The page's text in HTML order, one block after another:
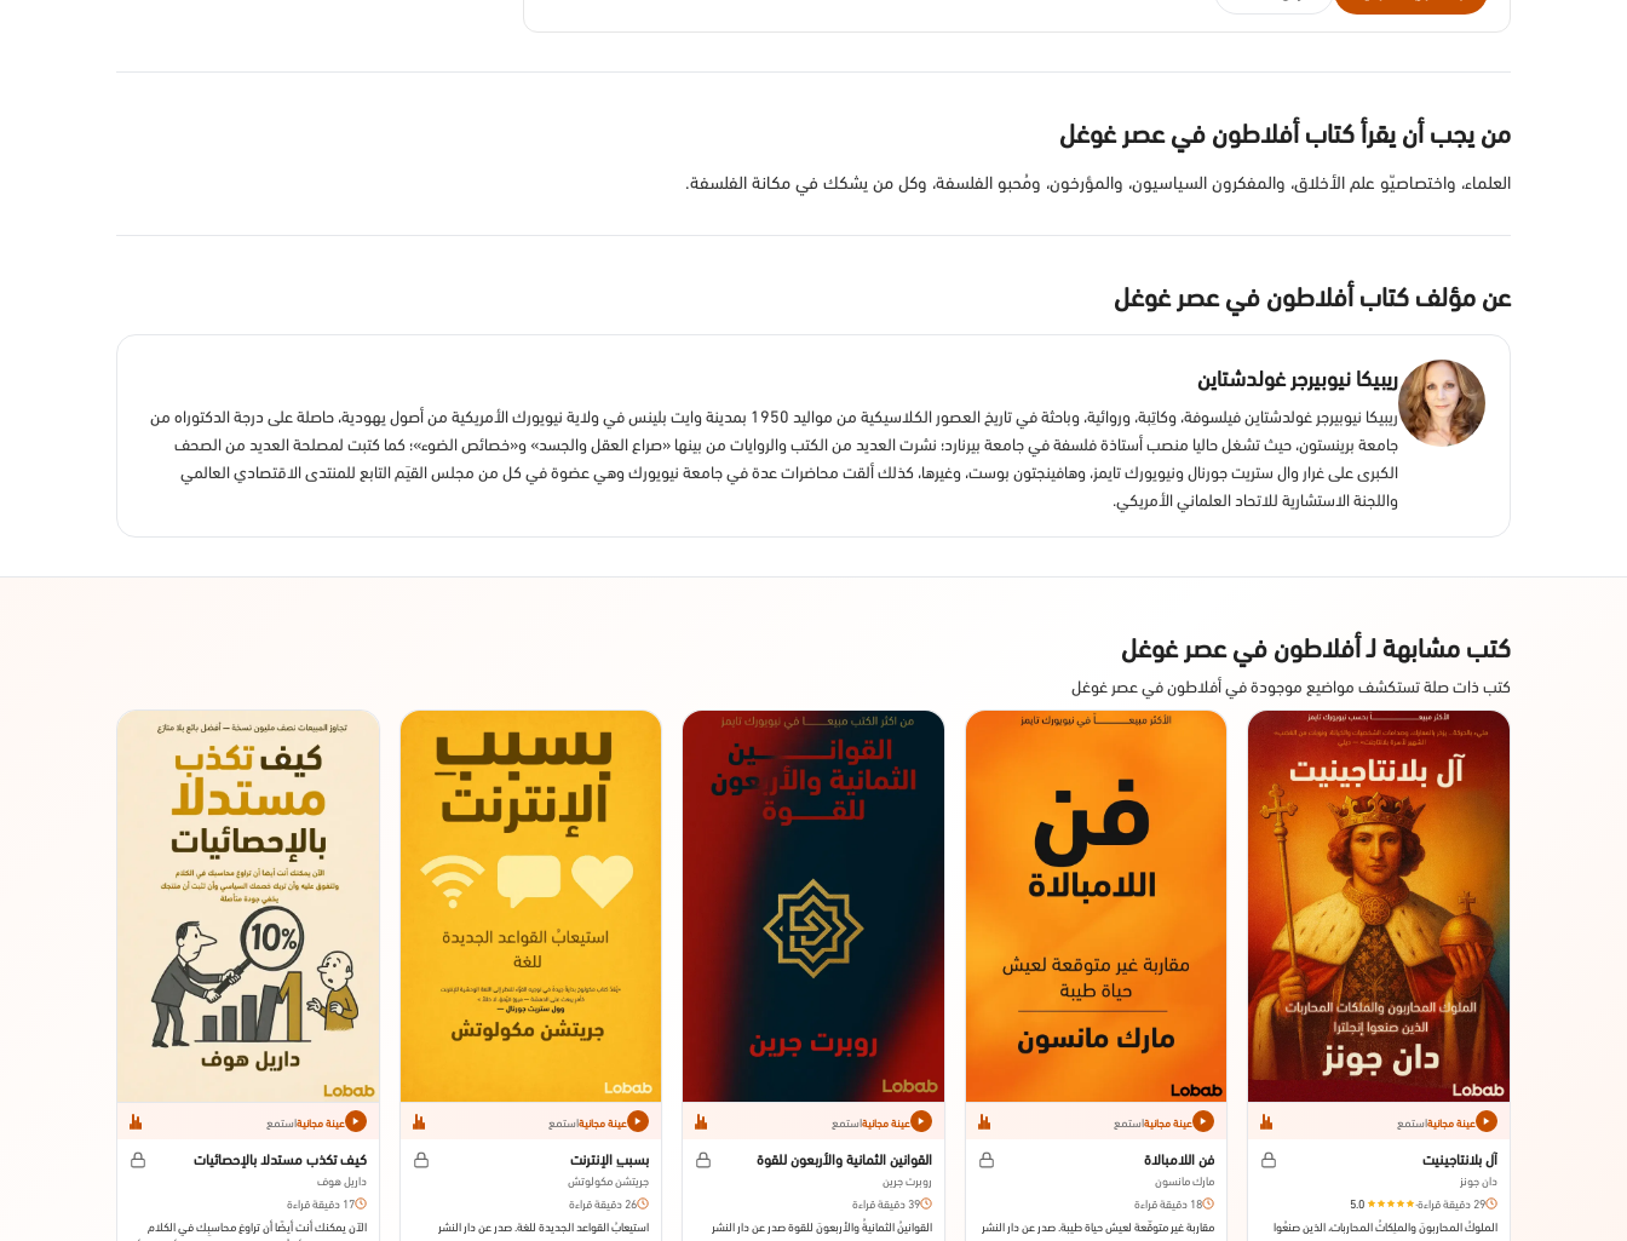
من يجب أن يقرأ كتاب أفلاطون في عصر غوغل
العلماء، واختصاصيّو علم الأخلاق، والمفكرون السياسيون، والمؤرخون، ومُحبو الفلسفة، وكل من يشكك في مكانة الفلسفة.
عن مؤلف كتاب أفلاطون في عصر غوغل
ريبيكا نيوبيرجر غولدشتاين
ريبيكا نيوبيرجر غولدشتاين فيلسوفة، وكاتِبة، وروائية، وباحثة في تاريخ العصور الكلاسيكية من مواليد 1950 بمدينة وايت بلينس في ولاية نيويورك الأمريكية من أصول يهودية، حاصلة على درجة الدكتوراه من
جامعة برينستون، حيث تشغل حاليا منصب أستاذة فلسفة في جامعة بيرنارد؛ نشرت العديد من الكتب والروايات من بينها «صراع العقل والجسد» و«خصائص الضوء»؛ كما كتبت لمصلحة العديد من الصحف
الكبرى على غرار وال ستريت جورنال ونيويورك تايمز، وهافينجتون بوست، وغيرها، كذلك ألقت محاضرات عدة في جامعة نيويورك وهي عضوة في كل من مجلس القيَم التابع للمنتدى الاقتصادي العالمي
واللجنة الاستشارية للاتحاد العلماني الأمريكي.
كتب مشابهة لـ أفلاطون في عصر غوغل
كتب ذات صلة تستكشف مواضيع موجودة في أفلاطون في عصر غوغل
عينة مجانيةاستمع
آل بلانتاجينيت
دان جونز
29 دقيقة قراءة
·
5.0
الملوكُ المحاربونَ والملِكاتُ المحاربات، الذين صنعُوا
عينة مجانيةاستمع
فن اللامبالاة
مارك مانسون
18 دقيقة قراءة
مقاربة غير متوقّعة لعيش حياة طيبة. صدر عن دار النشر
عينة مجانيةاستمع
القوانين الثمانية والأربعون للقوة
روبرت جرين
39 دقيقة قراءة
القوانينُ الثمانيةُ والأربعونَ للقوة صدر عن دار النشر
عينة مجانيةاستمع
بسببِ الإنترنت
جريتشن مكولوتش
26 دقيقة قراءة
استيعابُ القواعد الجديدة للغة. صدر عن دار النشر
عينة مجانيةاستمع
كيف تكذب مستدلا بالإحصائيات
داريل هوف
17 دقيقة قراءة
الآن يمكنك أنت أيضًا أن تراوغ محاسبِك في الكلام